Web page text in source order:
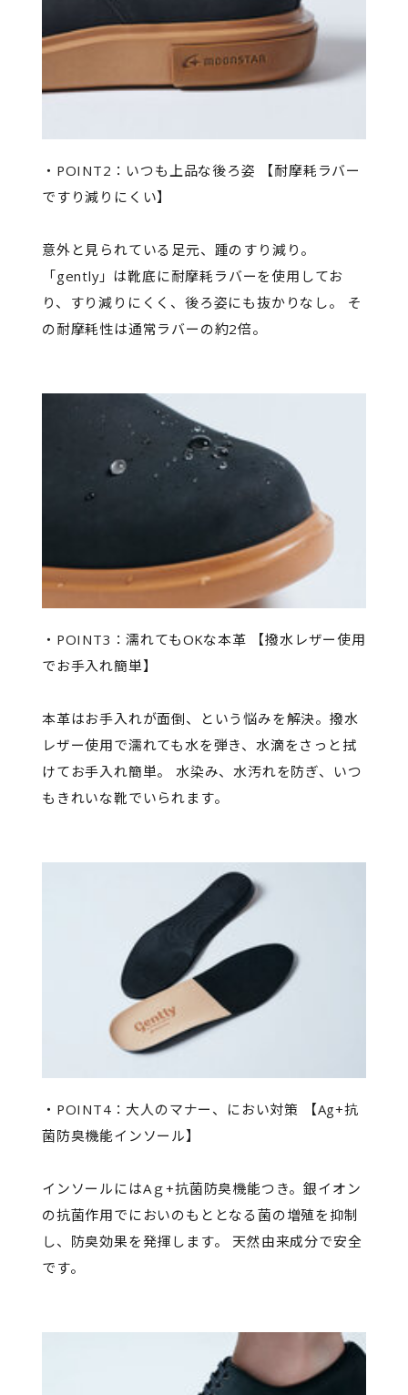
・POINT2：いつも上品な後ろ姿 【耐摩耗ラバー
ですり減りにくい】
意外と見られている足元、踵のすり減り。
「gently」は靴底に耐摩耗ラバーを使用してお
り、すり減りにくく、後ろ姿にも抜かりなし。 そ
の耐摩耗性は通常ラバーの約2倍。
・POINT3：濡れてもOKな本革 【撥水レザー使用
でお手入れ簡単】
本革はお手入れが面倒、という悩みを解決。撥水
レザー使用で濡れても水を弾き、水滴をさっと拭
けてお手入れ簡単。 水染み、水汚れを防ぎ、いつ
もきれいな靴でいられます。
・POINT4：大人のマナー、におい対策 【Ag+抗
菌防臭機能インソール】
インソールにはAｇ+抗菌防臭機能つき。銀イオン
の抗菌作用でにおいのもととなる菌の増殖を抑制
し、防臭効果を発揮します。 天然由来成分で安全
です。